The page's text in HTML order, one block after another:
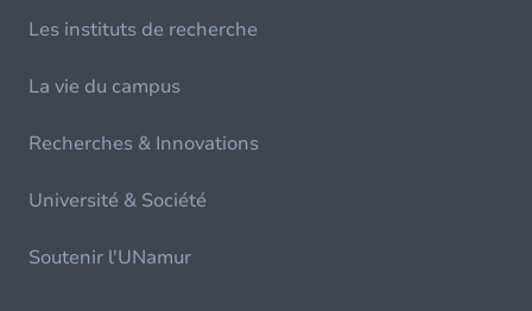
Les instituts de recherche
La vie du campus
Recherches & Innovations
Université & Société
Soutenir l'UNamur